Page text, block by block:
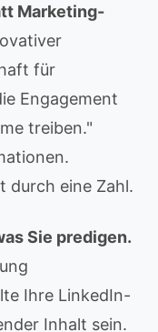
Marketing-
für
Engagement
treiben."
durch eine Zahl.
Sie predigen.
Ihre LinkedIn-
Inhalt sein.